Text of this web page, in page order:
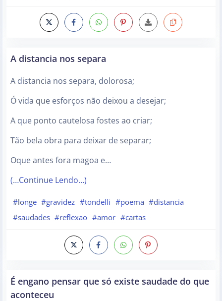
A distancia nos separa
A distancia nos separa, dolorosa;
Ó vida que esforços não deixou a desejar;
A que ponto cautelosa fostes ao criar;
Tão bela obra para deixar de separar;
Oque antes fora magoa e…
(…Continue Lendo…)
#longe #gravidez #tondelli #poema #distancia
#saudades #reflexao #amor #cartas
É engano pensar que só existe saudade do que
aconteceu